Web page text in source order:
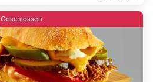
Geschlossen